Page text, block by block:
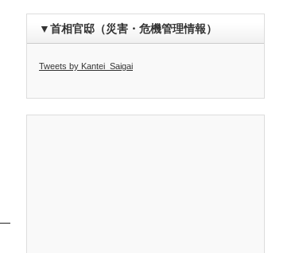
▼首相官邸（災害・危機管理情報）
Tweets by Kantei_Saigai